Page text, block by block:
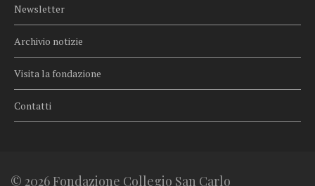
Newsletter
Archivio notizie
Visita la fondazione
Contatti
© 2026 Fondazione Collegio San Carlo